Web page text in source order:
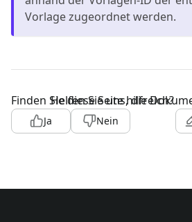
Vorlage zugeordnet werden.
Finden Sie diese Seite hilfreich?
Ja Nein
Helfen Sie uns, die